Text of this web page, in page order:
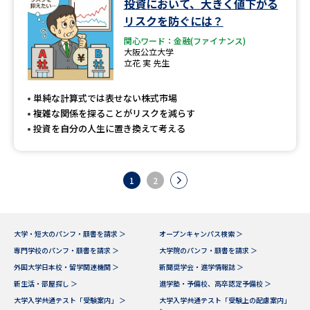
リスクを防ぐには？
関心ワード：金融(ファイナンス)
大阪公立大学
立花 実 先生
単純な計算式では表せない株式市場
複雑な関係を探ることがリスクを減らす
投資を自分の人生に置き換えて考える
1 2
大学・短大のパンフ・願書を請求 ＞
オープンキャンパス検索 ＞
専門学校のパンフ・願書を請求 ＞
大学院のパンフ・願書を請求 ＞
外国大学日本校・留学関連機関 ＞
新聞奨学会・進学情報誌 ＞
新生活・部屋探し ＞
進学塾・予備校、高卒認定予備校 ＞
大学入学共通テスト「受験案内」 ＞
大学入学共通テスト「受験上の配慮案内」